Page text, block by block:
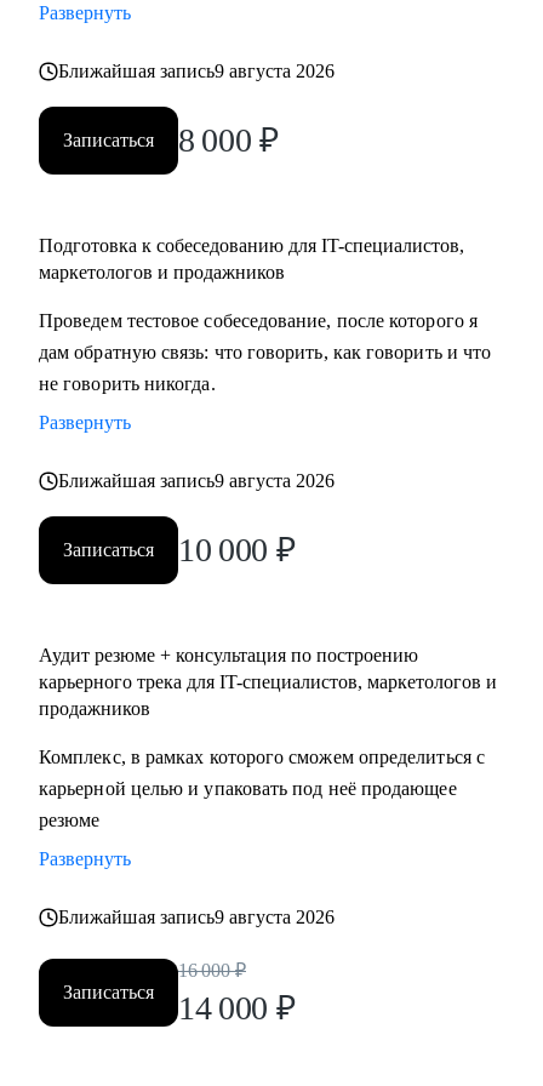
карьеры, если текущая уже не драйвит
• Как перейти в направление project менеджмента, строить
Кому могу помочь:
Развернуть
Ближайшая запись9 августа 2026
Записаться 8 000 ₽
Подготовка к собеседованию для IT-специалистов,
маркетологов и продажников
Проведем тестовое собеседование, после которого я
дам обратную связь: что говорить, как говорить и что
не говорить никогда.
Развернуть
Ближайшая запись9 августа 2026
Записаться 10 000 ₽
Аудит резюме + консультация по построению
карьерного трека для IT-специалистов, маркетологов и
продажников
Комплекс, в рамках которого сможем определиться с
карьерной целью и упаковать под неё продающее
резюме
Развернуть
Ближайшая запись9 августа 2026
Записаться
16 000 ₽
14 000 ₽